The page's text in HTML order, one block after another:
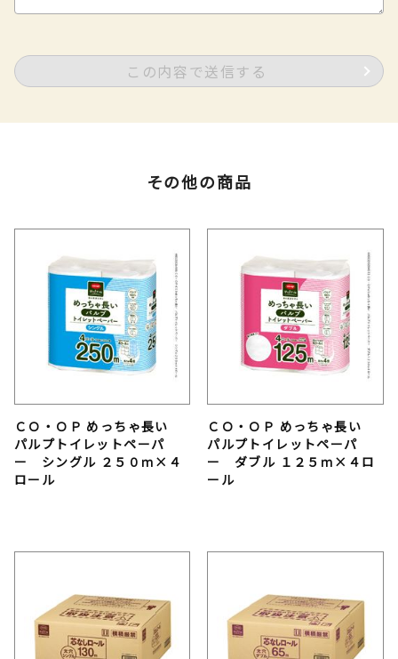
この内容で送信する
その他の商品
ＣＯ・ＯＰ めっちゃ長い
パルプトイレットペーパ
ー シングル ２５０ｍ×４
ロール
ＣＯ・ＯＰ めっちゃ長い
パルプトイレットペーパ
ー ダブル １２５ｍ×４ロ
ール